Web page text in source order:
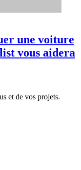
une voiture
vous aidera
et de vos projets.